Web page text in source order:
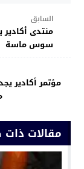
السابق
منتدى
سوس ماسة
مؤتمر أكادير
مقالات